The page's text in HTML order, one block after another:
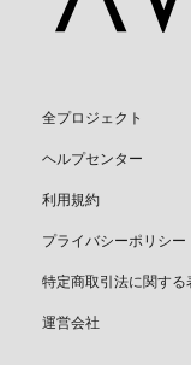
全プロジェクト
ヘルプセンター
利用規約
プライバシーポリシー
特定商取引法に関する
運営会社